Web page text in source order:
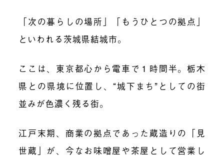
「次の暮らしの場所」「もうひとつの拠点」
といわれる茨城県結城市。
ここは、東京都心から電車で１時間半。栃木
県との県境に位置し、“城下まち”としての街
並みが色濃く残る街。
江戸末期、商業の拠点であった蔵造りの「見
世蔵」が、今なお味噌屋や茶屋として営業し